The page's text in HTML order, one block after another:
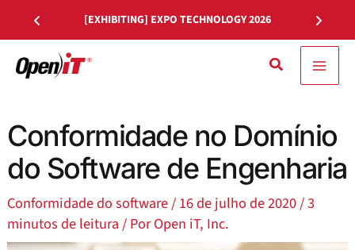
para
conteúdo
[EXHIBITING] EXPO TECHNOLOGY 2026
Pesquisa
Conformidade no Domínio
do Software de Engenharia
Conformidade do software/16 de julho de 2020/3
minutos de leitura/ PorOpen iT, Inc.